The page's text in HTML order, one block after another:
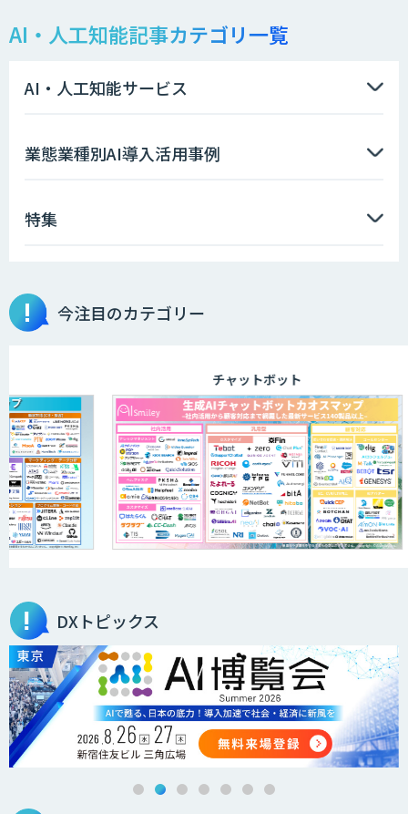
AI・人工知能記事カテゴリ一覧
AI・人工知能サービス
業態業種別AI導入活用事例
特集
今注目のカテゴリー
チャットボット
DXトピックス